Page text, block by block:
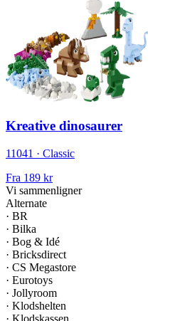
Kreative dinosaurer
11041 · Classic
Fra 189 kr
Vi sammenligner
Alternate
· BR
· Bilka
· Bog & Idé
· Bricksdirect
· CS Megastore
· Eurotoys
· Jollyroom
· Klodshelten
· Klodskassen